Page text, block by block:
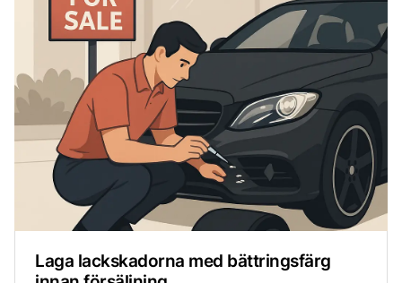
Laga lackskadorna med bättringsfärg